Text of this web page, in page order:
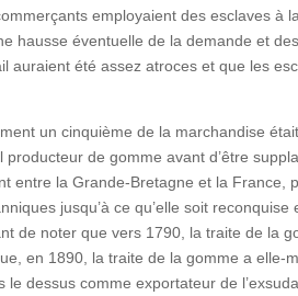
employaient des esclaves
hausse éventuelle de la demande et
été assez atroces et que les
un cinquième de la marchandise
de gomme avant d’être
entre la Grande-Bretagne et la
jusqu’à ce qu’elle soit
de noter que vers 1790, la traite de la
en 1890, la traite de la gomme a elle-
dessus comme exportateur de